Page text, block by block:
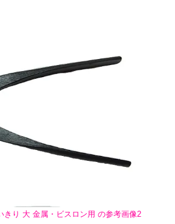
きり 大 金属・ビスロン用 の参考画像2